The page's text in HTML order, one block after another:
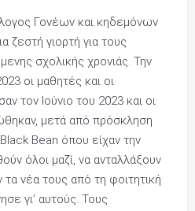
Γονέων και κηδεμόνων
ζεστή γιορτή για τους
σχολικής χρονιάς. Την
οι μαθητές και οι
τον Ιούνιο του 2023 και οι
μετά από πρόσκληση
Bean όπου είχαν την
όλοι μαζί, να ανταλλάξουν
νέα τους από τη φοιτητική
γι’ αυτούς. Τους